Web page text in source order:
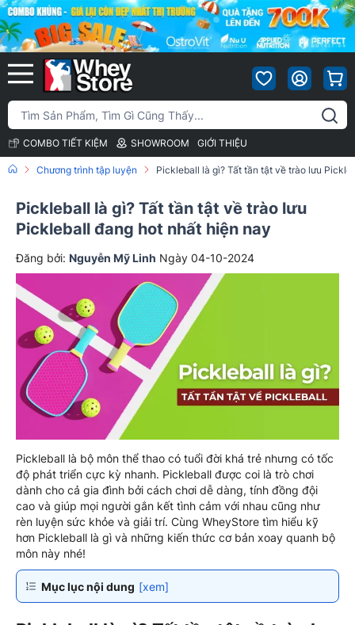
COMBO TIẾT KIỆM SHOWROOM GIỚI THIỆU
Chương trình tập luyện Pickleball là gì? Tất tần tật về trào lưu
Pickleball là gì? Tất tần tật về trào lưu
Pickleball đang hot nhất hiện nay
Đăng bởi: Nguyễn Mỹ Linh Ngày 04-10-2024
Pickleball là bộ môn thể thao có tuổi đời khá trẻ nhưng có tốc
độ phát triển cực kỳ nhanh. Pickleball được coi là trò chơi
dành cho cả gia đình bởi cách chơi dễ dàng, tính đồng đội
cao và giúp mọi người gắn kết tình cảm với nhau cũng như
rèn luyện sức khỏe và giải trí. Cùng WheyStore tìm hiểu kỹ
hơn Pickleball là gì và những kiến thức cơ bản xoay quanh bộ
môn này nhé!
Mục lục nội dung [xem]